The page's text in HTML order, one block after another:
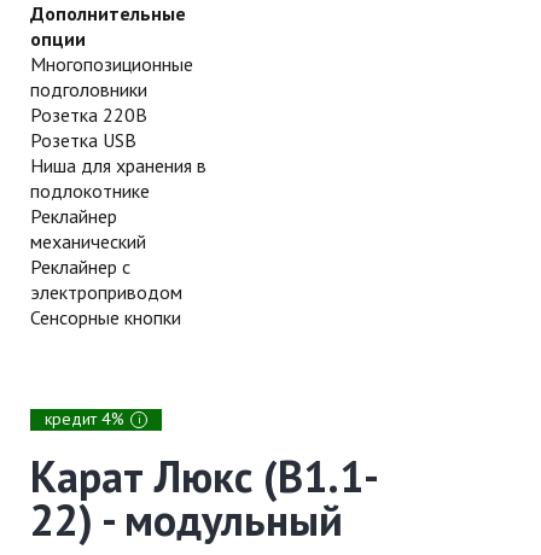
Дополнительные
опции
Многопозиционные
подголовники
Розетка 220В
Розетка USB
Ниша для хранения в
подлокотнике
Реклайнер
механический
Реклайнер с
электроприводом
Сенсорные кнопки
кредит 4% i
Карат Люкс (В1.1-
22) - модульный